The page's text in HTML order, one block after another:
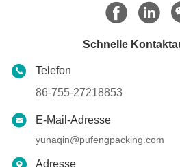
Schnelle
Telefon
86-755-27218853
E-Mail-Adresse
yunaqin@pufengpacking.com
Adresse